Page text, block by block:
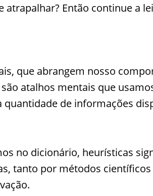
Então continue a
que abrangem nosso
atalhos mentais que
de informações
no dicionário, heurísticas
tanto por métodos